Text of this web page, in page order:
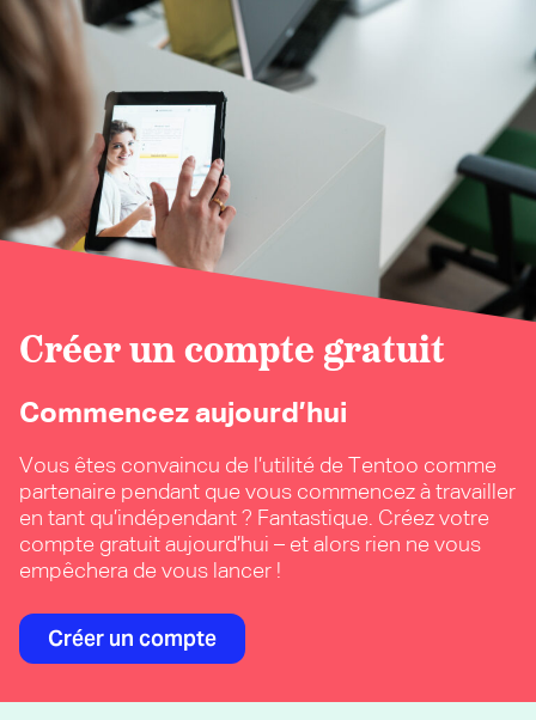
Créer un compte gratuit
Commencez aujourd’hui
Vous êtes convaincu de l’utilité de Tentoo comme
partenaire pendant que vous commencez à travailler
en tant qu’indépendant ? Fantastique. Créez votre
compte gratuit aujourd’hui – et alors rien ne vous
empêchera de vous lancer !
Créer un compte